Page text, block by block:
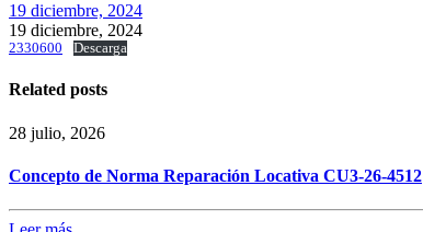
19 diciembre, 2024
19 diciembre, 2024
2330600 Descarga
Related posts
28 julio, 2026
Concepto de Norma Reparación Locativa CU3-26-4512